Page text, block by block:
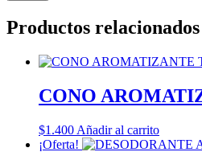
Productos relacionados
CONO
$1.400 Añadir al carrito
¡Oferta!